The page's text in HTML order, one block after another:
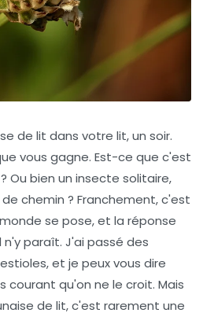
de lit dans votre lit, un soir.
vous gagne. Est-ce que c'est
Ou bien un insecte solitaire,
chemin ? Franchement, c'est
se pose, et la réponse
paraît. J'ai passé des
et je peux vous dire
courant qu'on ne le croit. Mais
de lit, c'est rarement une